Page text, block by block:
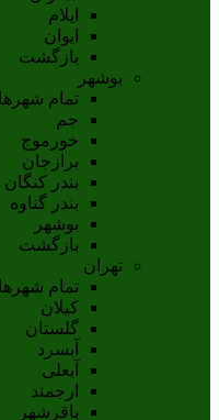
ايلام
ايوان
بازگشت
بوشهر
تمام شهر‌ها
جم
خورموج
برازجان
بندر کنگان
بندر گناوه
بوشهر
بازگشت
تهران
تمام شهر‌ها
کیلان
گلستان
آبسرد
آبعلی
ارجمند
باقرشهر